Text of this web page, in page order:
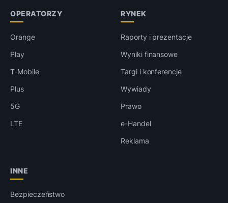
OPERATORZY
Orange
Play
T-Mobile
Plus
5G
LTE
RYNEK
Raporty i prezentacje
Wyniki finansowe
Targi i konferencje
Wywiady
Prawo
e-Handel
Reklama
INNE
Bezpieczeństwo